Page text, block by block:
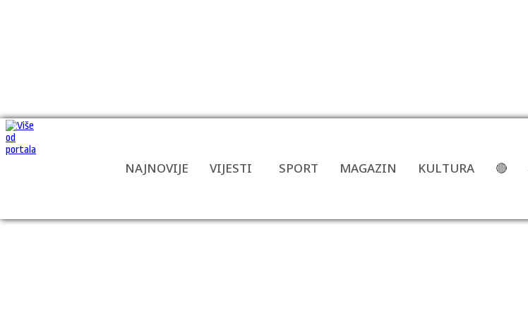
NAJNOVIJE VIJESTI SPORT MAGAZIN KULTURA 🔴